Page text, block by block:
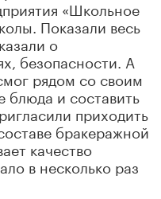
«Школьное
Показали весь
о
безопасности. А
рядом со своим
блюда и составить
приходить
бракеражной
качество
в несколько раз